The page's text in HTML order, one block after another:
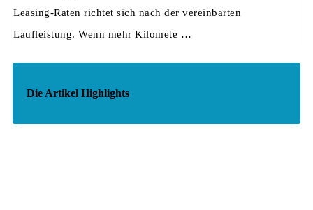
Leasing-Raten richtet sich nach der vereinbarten
Laufleistung. Wenn mehr Kilomete …
Die Artikel Highlights